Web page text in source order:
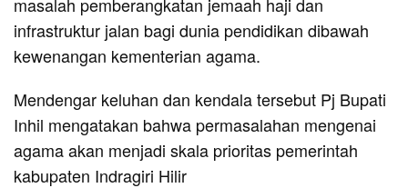
infrastruktur jalan bagi dunia pendidikan dibawah
kewenangan kementerian agama.
Mendengar keluhan dan kendala tersebut Pj Bupati
Inhil mengatakan bahwa permasalahan mengenai
agama akan menjadi skala prioritas pemerintah
kabupaten Indragiri Hilir